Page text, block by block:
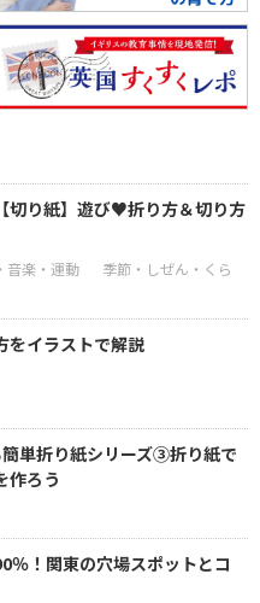
切り紙】遊び♥折り方＆切り方
をイラストで解説
単折り紙シリーズ③折り紙で
作ろう
％！関東の穴場スポットとコ